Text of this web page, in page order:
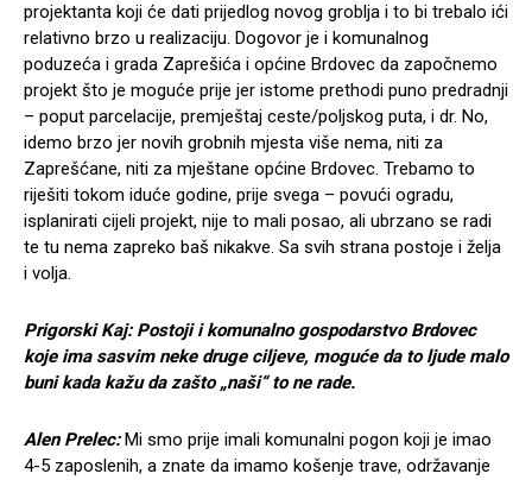
projektanta koji će dati prijedlog novog groblja i to bi trebalo ići
relativno brzo u realizaciju. Dogovor je i komunalnog
poduzeća i grada Zaprešića i općine Brdovec da započnemo
projekt što je moguće prije jer istome prethodi puno predradnji
– poput parcelacije, premještaj ceste/poljskog puta, i dr. No,
idemo brzo jer novih grobnih mjesta više nema, niti za
Zaprešćane, niti za mještane općine Brdovec. Trebamo to
riješiti tokom iduće godine, prije svega – povući ogradu,
isplanirati cijeli projekt, nije to mali posao, ali ubrzano se radi
te tu nema zapreko baš nikakve. Sa svih strana postoje i želja
i volja.
Prigorski Kaj: Postoji i komunalno gospodarstvo Brdovec
koje ima sasvim neke druge ciljeve, moguće da to ljude malo
buni kada kažu da zašto „naši“ to ne rade.
Alen Prelec: Mi smo prije imali komunalni pogon koji je imao
4-5 zaposlenih, a znate da imamo košenje trave, održavanje